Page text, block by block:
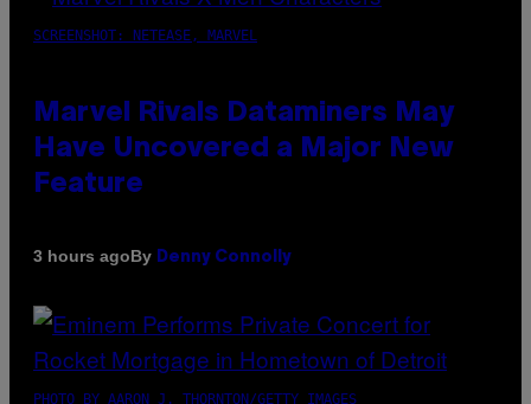
SCREENSHOT: NETEASE, MARVEL
Marvel Rivals Dataminers May
Have Uncovered a Major New
Feature
3 hours agoBy Denny Connolly
PHOTO BY AARON J. THORNTON/GETTY IMAGES